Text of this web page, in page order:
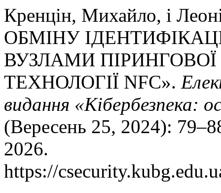
Кренцін, Михайло, і
ОБМІНУ
ВУЗЛАМИ
ТЕХНОЛОГІЇ NFC».
видання «Кібербезпека:
(Вересень 25, 2024):
2026.
https://